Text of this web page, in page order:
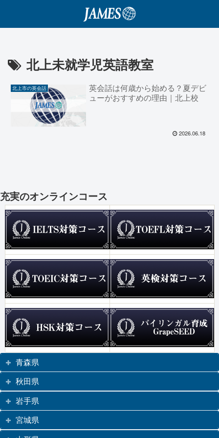
北上未就学児英語教室
北上市の英会話
英会話は何歳から始める？夏デビ
ューがおすすめの理由｜北上校
2026.06.18
充実のオンラインコース
青森県
秋田県
岩手県
宮城県